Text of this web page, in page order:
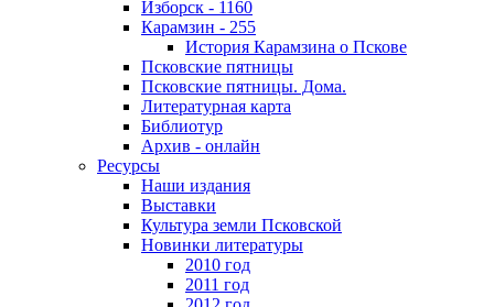
Изборск - 1160
Карамзин - 255
История Карамзина о Пскове
Псковские пятницы
Псковские пятницы. Дома.
Литературная карта
Библиотур
Архив - онлайн
Ресурсы
Наши издания
Выставки
Культура земли Псковской
Новинки литературы
2010 год
2011 год